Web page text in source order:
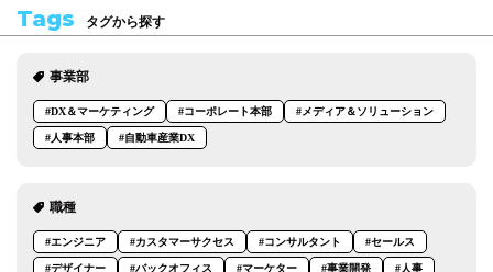
Tags タグから探す
事業部
#DX＆マーケティング #コーポレート本部 #メディア＆ソリューション
#人事本部 #自動車産業DX
職種
#エンジニア #カスタマーサクセス #コンサルタント #セールス
#デザイナー #バックオフィス #マーケター #事業開発 #人事